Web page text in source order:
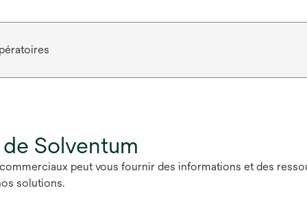
Solventum
peut vous fournir des informations et des
solutions.